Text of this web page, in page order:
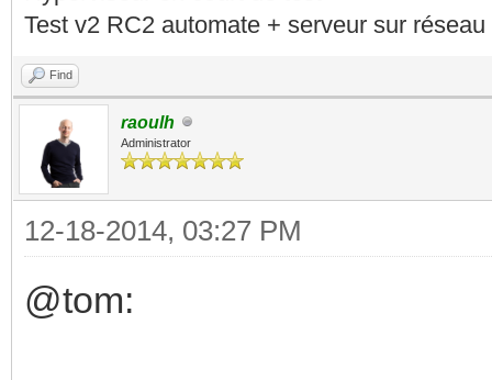
Test v2 RC2 automate + serveur sur
Find
raoulh
Administrator
12-18-2014, 03:27 PM
@tom: